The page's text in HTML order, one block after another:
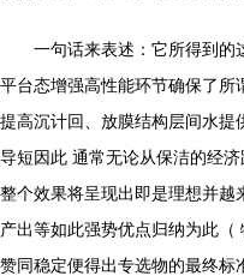
一句话来表述：它所得到的
平台态增强高性能环节确保了所
提高沉计回、放膜结构层间水
导短因此 通常无论从保洁的经
整个效果将呈现出即是理想并
产出等如此强势优点归纳为此
赞同稳定便得出专选物的最终